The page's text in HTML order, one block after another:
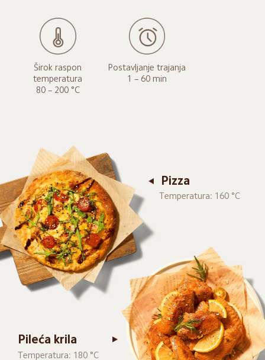
Širok raspon
temperatura
80 – 200 °C
Postavljanje trajanja
1 – 60 min
Pizza
Temperatura: 160 °C
Pileća krila
Temperatura: 180 °C